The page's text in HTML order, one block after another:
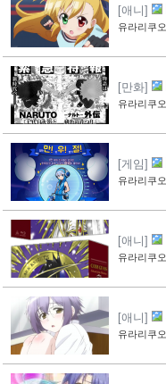
[애니]
노하
유라리쿠오
[만화]
신간목
유라리쿠오
[게임]
트 [63]
유라리쿠오
[애니]
CM 영
유라리쿠오
[애니]
PV 영
유라리쿠오